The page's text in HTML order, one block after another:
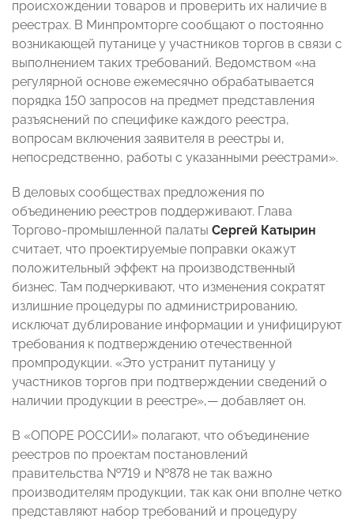
происхождении товаров и проверить их наличие в
реестрах. В Минпромторге сообщают о постоянно
возникающей путанице у участников торгов в связи с
выполнением таких требований. Ведомством «на
регулярной основе ежемесячно обрабатывается
порядка 150 запросов на предмет представления
разъяснений по специфике каждого реестра,
вопросам включения заявителя в реестры и,
непосредственно, работы с указанными реестрами».
В деловых сообществах предложения по
объединению реестров поддерживают. Глава
Торгово-промышленной палаты Сергей Катырин
считает, что проектируемые поправки окажут
положительный эффект на производственный
бизнес. Там подчеркивают, что изменения сократят
излишние процедуры по администрированию,
исключат дублирование информации и унифицируют
требования к подтверждению отечественной
промпродукции. «Это устранит путаницу у
участников торгов при подтверждении сведений о
наличии продукции в реестре»,— добавляет он.
В «ОПОРЕ РОССИИ» полагают, что объединение
реестров по проектам постановлений
правительства №719 и №878 не так важно
производителям продукции, так как они вполне четко
представляют набор требований и процедуру